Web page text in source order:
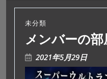
未分類
メンバーの
2021年5月29日